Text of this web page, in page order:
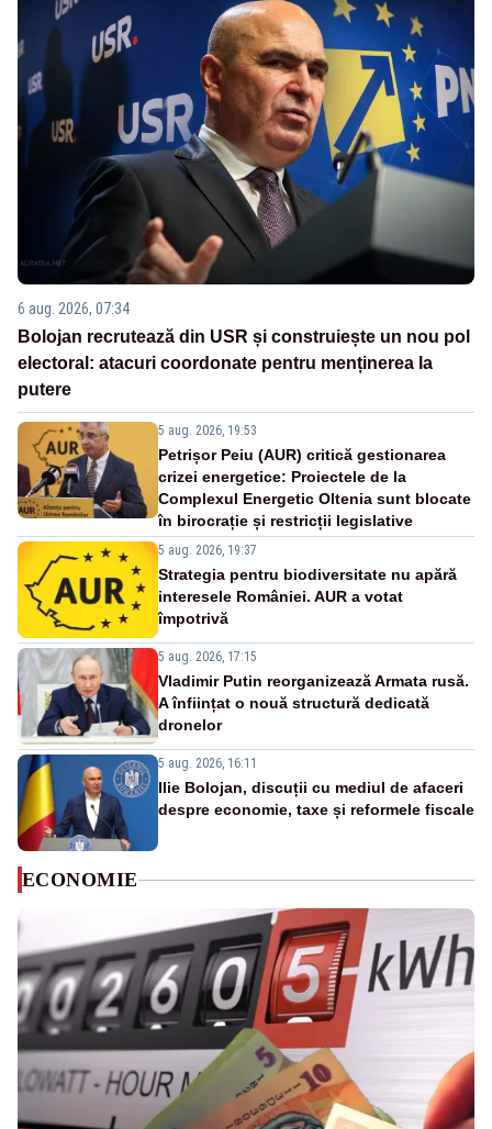
6 aug. 2026, 07:34
Bolojan recrutează din USR și construiește un nou pol
electoral: atacuri coordonate pentru menținerea la
putere
5 aug. 2026, 19:53
Petrișor Peiu (AUR) critică gestionarea
crizei energetice: Proiectele de la
Complexul Energetic Oltenia sunt blocate
în birocrație și restricții legislative
5 aug. 2026, 19:37
Strategia pentru biodiversitate nu apără
interesele României. AUR a votat
împotrivă
5 aug. 2026, 17:15
Vladimir Putin reorganizează Armata rusă.
A înființat o nouă structură dedicată
dronelor
5 aug. 2026, 16:11
Ilie Bolojan, discuții cu mediul de afaceri
despre economie, taxe și reformele fiscale
ECONOMIE